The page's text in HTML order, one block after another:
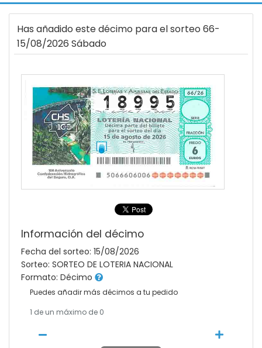
Has añadido este décimo para el sorteo 66-
15/08/2026 Sábado
Información del décimo
Fecha del sorteo: 15/08/2026
Sorteo: SORTEO DE LOTERIA NACIONAL
Formato: Décimo
Puedes añadir más décimos a tu pedido
1 de un máximo de 0